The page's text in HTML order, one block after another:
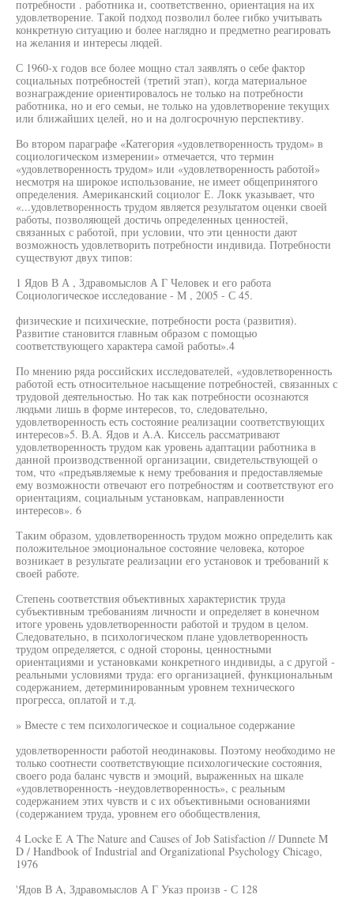
потребности . работника и, соответственно, ориентация на их
удовлетворение. Такой подход позволил более гибко учитывать
конкретную ситуацию и более наглядно и предметно реагировать
на желания и интересы людей.
С 1960-х годов все более мощно стал заявлять о себе фактор
социальных потребностей (третий этап), когда материальное
вознаграждение ориентировалось не только на потребности
работника, но и его семьи, не только на удовлетворение текущих
или ближайших целей, но и на долгосрочную перспективу.
Во втором параграфе «Категория «удовлетворенность трудом» в
социологическом измерении» отмечается, что термин
«удовлетворенность трудом» или «удовлетворенность работой»
несмотря на широкое использование, не имеет общепринятого
определения. Американский социолог Е. Локк указывает, что
«...удовлетворенность трудом является результатом оценки своей
работы, позволяющей достичь определенных ценностей,
связанных с работой, при условии, что эти ценности дают
возможность удовлетворить потребности индивида. Потребности
существуют двух типов:
1 Ядов В А , Здравомыслов А Г Человек и его работа
Социологическое исследование - М , 2005 - С 45.
физические и психические, потребности роста (развития).
Развитие становится главным образом с помощью
соответствующего характера самой работы».4
По мнению ряда российских исследователей, «удовлетворенность
работой есть относительное насыщение потребностей, связанных с
трудовой деятельностью. Но так как потребности осознаются
людьми лишь в форме интересов, то, следовательно,
удовлетворенность есть состояние реализации соответствующих
интересов»5. В.А. Ядов и A.A. Киссель рассматривают
удовлетворенность трудом как уровень адаптации работника в
данной производственной организации, свидетельствующей о
том, что «предъявляемые к нему требования и предоставляемые
ему возможности отвечают его потребностям и соответствуют его
ориентациям, социальным установкам, направленности
интересов». 6
Таким образом, удовлетворенность трудом можно определить как
положительное эмоциональное состояние человека, которое
возникает в результате реализации его установок и требований к
своей работе.
Степень соответствия объективных характеристик труда
субъективным требованиям личности и определяет в конечном
итоге уровень удовлетворенности работой и трудом в целом.
Следовательно, в психологическом плане удовлетворенность
трудом определяется, с одной стороны, ценностными
ориентациями и установками конкретного индивиды, а с другой -
реальными условиями труда: его организацией, функциональным
содержанием, детерминированным уровнем технического
прогресса, оплатой и т.д.
» Вместе с тем психологическое и социальное содержание
удовлетворенности работой неодинаковы. Поэтому необходимо не
только соотнести соответствующие психологические состояния,
своего рода баланс чувств и эмоций, выраженных на шкале
«удовлетворенность -неудовлетворенность», с реальным
содержанием этих чувств и с их объективными основаниями
(содержанием труда, уровнем его обобществления,
4 Locke Е A The Nature and Causes of Job Satisfaction // Dunnete M
D / Handbook of Industrial and Organizational Psychology Chicago,
1976
'Ядов В A, Здравомыслов А Г Указ произв - С 128